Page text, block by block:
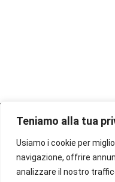
Teniamo alla tua
Usiamo i cookie per
navigazione, offrire
analizzare il nostro
Privacy Policy